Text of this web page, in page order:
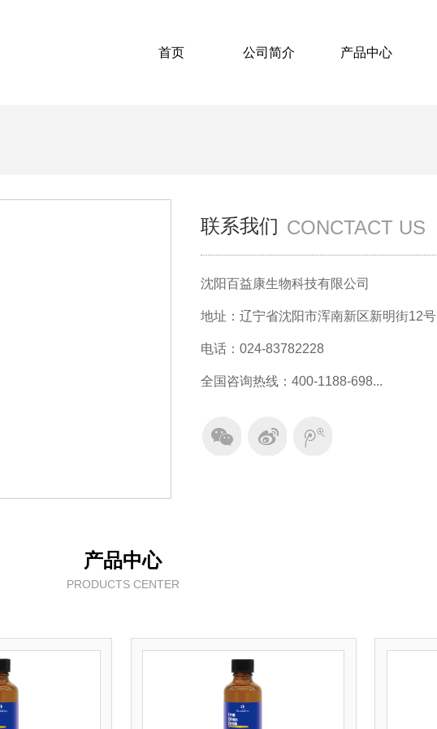
首页 公司简介 产品中心
联系我们 CONCTACT US
沈阳百益康生物科技有限公司
地址：辽宁省沈阳市浑南新区新明街12号
电话：024-83782228
全国咨询热线：400-1188-698...
产品中心
PRODUCTS CENTER